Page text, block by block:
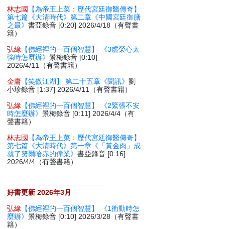
林志國
【為帝王上菜：歷代宮廷御醫傳奇】
第七篇《大清時代》第二章《中國宮廷御膳
之最》書亞錄音 [0:20] 2026/4/18（有聲書
籍）
弘緣 【佛經裡的一百個智慧】 《3虛榮心太
強時怎麼辦》景梅錄音 [0:10]
2026/4/11（有聲書籍）
金庸 【笑傲江湖】 第二十五章《聞訊》劉
小珍錄音 [1:37] 2026/4/11（有聲書籍）
弘緣 【佛經裡的一百個智慧】 《2緊張不安
時怎麼辦》景梅錄音 [0:11] 2026/4/4（有
聲書籍）
林志國
【為帝王上菜：歷代宮廷御醫傳奇】
第七篇《大清時代》第一章《「黃金肉」成
就了努爾哈赤的偉業》書亞錄音 [0:16]
2026/4/4（有聲書籍）
好書更新 2026年3月
弘緣 【佛經裡的一百個智慧】 《1衝動時怎
麼辦》景梅錄音 [0:10] 2026/3/28（有聲書
籍）